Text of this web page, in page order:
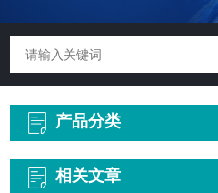
产品分类
相关文章